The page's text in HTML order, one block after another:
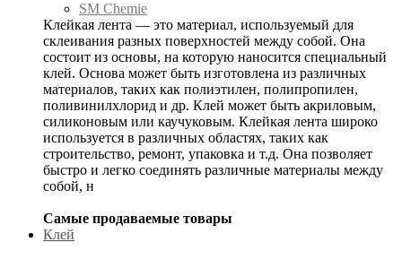
SM Chemie
Клейкая лента — это материал, используемый для
склеивания разных поверхностей между собой. Она
состоит из основы, на которую наносится специальный
клей. Основа может быть изготовлена из различных
материалов, таких как полиэтилен, полипропилен,
поливинилхлорид и др. Клей может быть акриловым,
силиконовым или каучуковым. Клейкая лента широко
используется в различных областях, таких как
строительство, ремонт, упаковка и т.д. Она позволяет
быстро и легко соединять различные материалы между
собой, н
Самые продаваемые товары
Клей